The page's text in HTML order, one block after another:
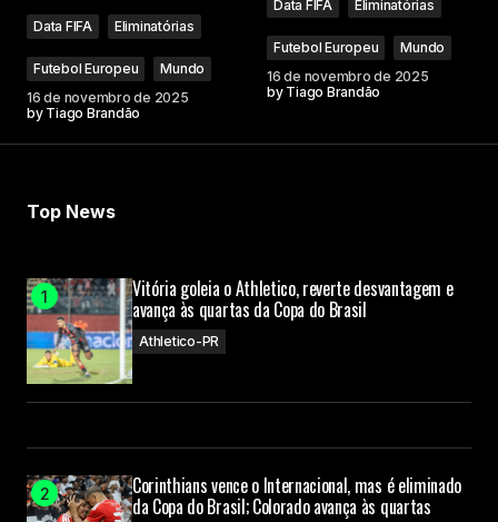
Data FIFA Eliminatórias
Futebol Europeu
Mundo
16 de novembro de 2025
by Tiago Brandão
Data FIFA Eliminatórias
Futebol Europeu
Mundo
16 de novembro de 2025
by Tiago Brandão
Top News
Vitória goleia o Athletico, reverte desvantagem e
avança às quartas da Copa do Brasil
Athletico-PR
Corinthians vence o Internacional, mas é eliminado
da Copa do Brasil; Colorado avança às quartas